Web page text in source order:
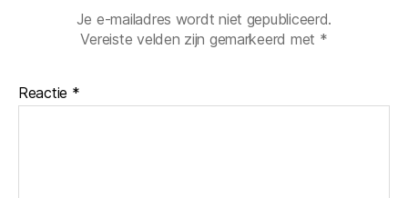
Je e-mailadres wordt niet gepubliceerd.
Vereiste velden zijn gemarkeerd met *
Reactie *